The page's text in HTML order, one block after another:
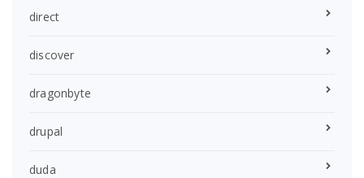
direct
discover
dragonbyte
drupal
duda